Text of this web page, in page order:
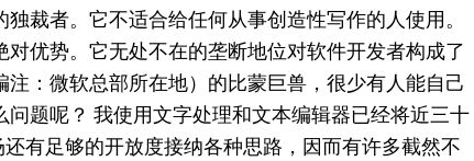
裁者。它不适合给任何从事创造性写作的人使用。
优势。它无处不在的垄断地位对软件开发者构成了
：微软总部所在地）的比蒙巨兽，很少有人能自己
题呢？ 我使用文字处理和文本编辑器已经将近三十
有足够的开放度接纳各种思路，因而有许多截然不